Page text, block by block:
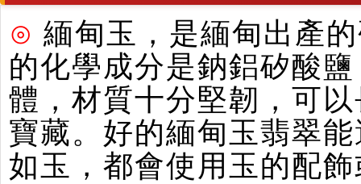
⊙ 緬甸玉，是緬甸出產
的化學成分是鈉鋁矽酸
體，材質十分堅韌，可
寶藏。好的緬甸玉翡翠
如玉，都會使用玉的配